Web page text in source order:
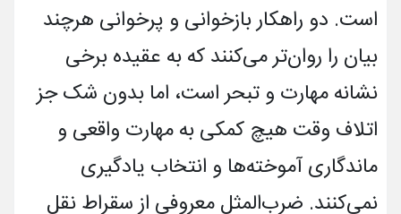
است. دو راهکار باز‌خوانی و پرخوانی هرچند
بیان را روان‌تر می‌کنند که به عقیده برخی
نشانه مهارت و تبحر است، اما بدون شک جز
اتلاف وقت هیچ کمکی به مهارت واقعی و
ماندگاری آموخته‌ها و انتخاب یادگیری
نمی‌کنند. ضرب‌المثل معروفی از سقراط نقل